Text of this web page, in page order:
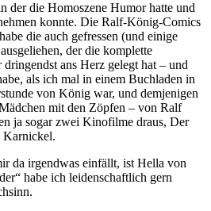
der die Homoszene Humor hatte und
konnte. Die Ralf-König-Comics
die auch gefressen (und einige
der die komplette
ans Herz gelegt hat – und
als ich mal in einem Buchladen in
von König war, und demjenigen
mit den Zöpfen – von Ralf
ja sogar zwei Kinofilme draus, Der
Karnickel.
da irgendwas einfällt, ist Hella von
habe ich leidenschaftlich gern